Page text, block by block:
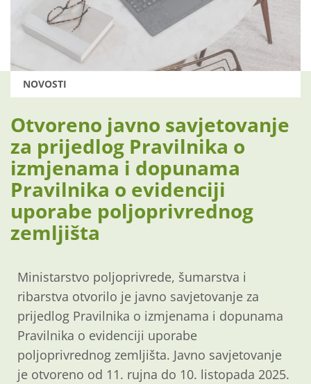
NOVOSTI
Otvoreno javno savjetovanje
za prijedlog Pravilnika o
izmjenama i dopunama
Pravilnika o evidenciji
uporabe poljoprivrednog
zemljišta
Ministarstvo poljoprivrede, šumarstva i
ribarstva otvorilo je javno savjetovanje za
prijedlog Pravilnika o izmjenama i dopunama
Pravilnika o evidenciji uporabe
poljoprivrednog zemljišta. Javno savjetovanje
je otvoreno od 11. rujna do 10. listopada 2025.